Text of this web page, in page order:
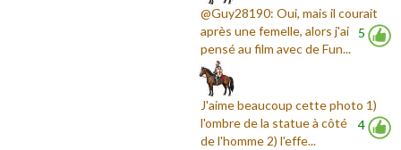
5
@Guy28190: Oui, mais il courait
après une femelle, alors j'ai
pensé au film avec de Fun...
4
J'aime beaucoup cette photo 1)
l'ombre de la statue à côté
de l'homme 2) l'effe...